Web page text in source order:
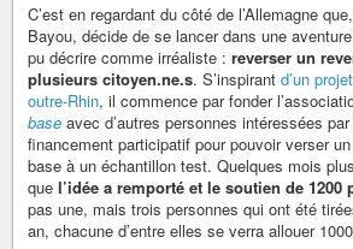
C’est en regardant du côté de l’Allemagne
Bayou, décide de se lancer dans une
pu décrire comme irréaliste : reverser un
plusieurs citoyen.ne.s. S’inspirant d’un
outre-Rhin, il commence par fonder
base avec d’autres personnes intéressées
financement participatif pour pouvoir verser
base à un échantillon test. Quelques mois
que l’idée a remporté et le soutien de 1200
pas une, mais trois personnes qui ont été
an, chacune d’entre elles se verra allouer